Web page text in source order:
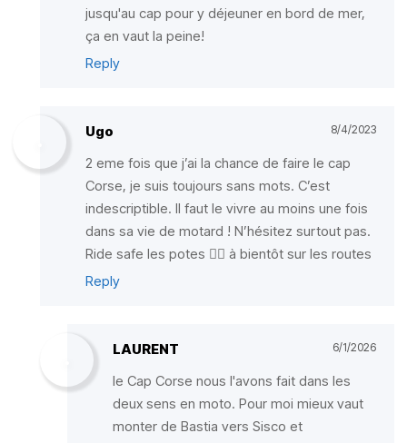
jusqu'au cap pour y déjeuner en bord de mer,
ça en vaut la peine!
Reply
Ugo 8/4/2023
2 eme fois que j’ai la chance de faire le cap
Corse, je suis toujours sans mots. C’est
indescriptible. Il faut le vivre au moins une fois
dans sa vie de motard ! N’hésitez surtout pas.
Ride safe les potes ✌🏼 à bientôt sur les routes
Reply
LAURENT 6/1/2026
le Cap Corse nous l'avons fait dans les
deux sens en moto. Pour moi mieux vaut
monter de Bastia vers Sisco et